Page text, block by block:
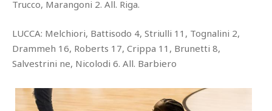
Trucco, Marangoni 2. All. Riga.
LUCCA: Melchiori, Battisodo 4, Striulli 11, Tognalini 2,
Drammeh 16, Roberts 17, Crippa 11, Brunetti 8,
Salvestrini ne, Nicolodi 6. All. Barbiero